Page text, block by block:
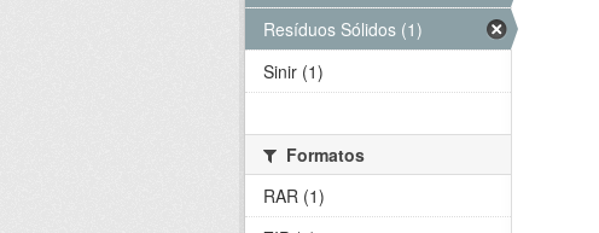
Resíduos Sólidos (1)
Sinir (1)
Formatos
RAR (1)